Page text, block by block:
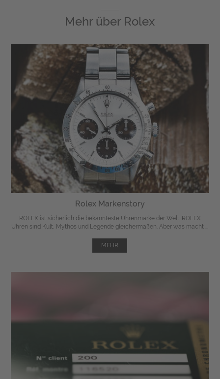
Mehr über Rolex
Rolex Markenstory
ROLEX ist sicherlich die bekannteste Uhrenmarke der Welt. ROLEX
Uhren sind Kult, Mythos und Legende gleichermaßen. Aber was macht ...
MEHR